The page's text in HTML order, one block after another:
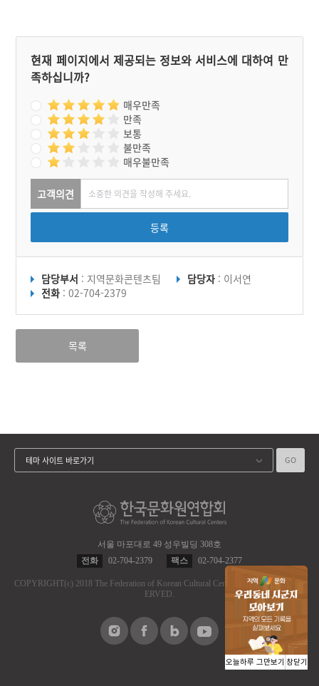
현재 페이지에서 제공되는 정보와 서비스에 대하여 만
족하십니까?
매우만족
만족
보통
불만족
매우불만족
고객의견
등록
담당부서 : 지역문화콘텐츠팀 담당자 : 이서연
전화 : 02-704-2379
목록
서울 마포대로 49 성우빌딩 308호
전화
02-704-2379 팩스 02-704-2377
COPYRIGHT(c) 2018 The Federation of Korean Cultural Centers.
ALL RIGHT RES
ERVED.
테마 사이트 바로가기 GO
오늘하루 그만보기 창닫기